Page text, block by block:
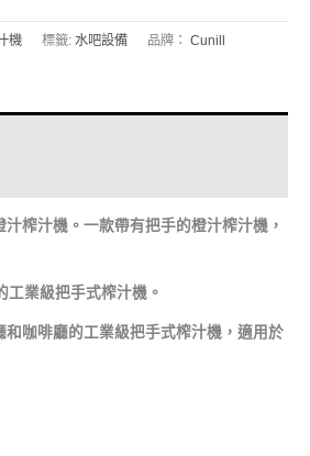
機 標籤: 水吧設備 品牌： Cunill
榨汁機。一款帶有把手的橙汁榨汁機，
工業級把手式榨汁機。
和咖啡廳的工業級把手式榨汁機，適用於